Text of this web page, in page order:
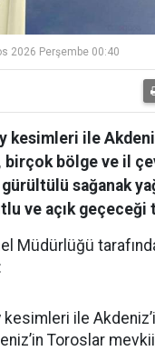
2026 Perşembe 00:40
kesimleri ile
bölge ve il
sağanak
ve açık geçeceği
Müdürlüğü
ile
Toroslar